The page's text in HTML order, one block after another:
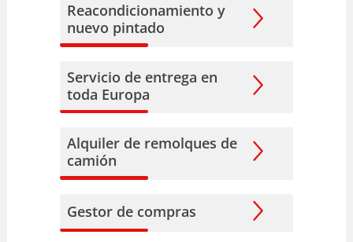
Reacondicionamiento y
nuevo pintado
Servicio de entrega en
toda Europa
Alquiler de remolques de
camión
Gestor de compras